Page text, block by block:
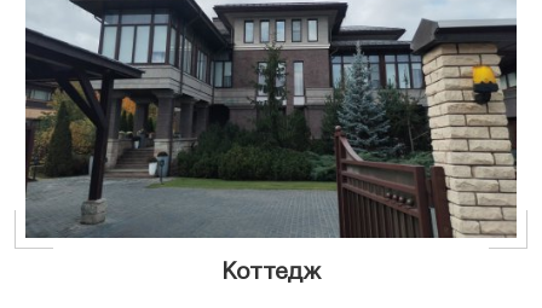
Коттедж